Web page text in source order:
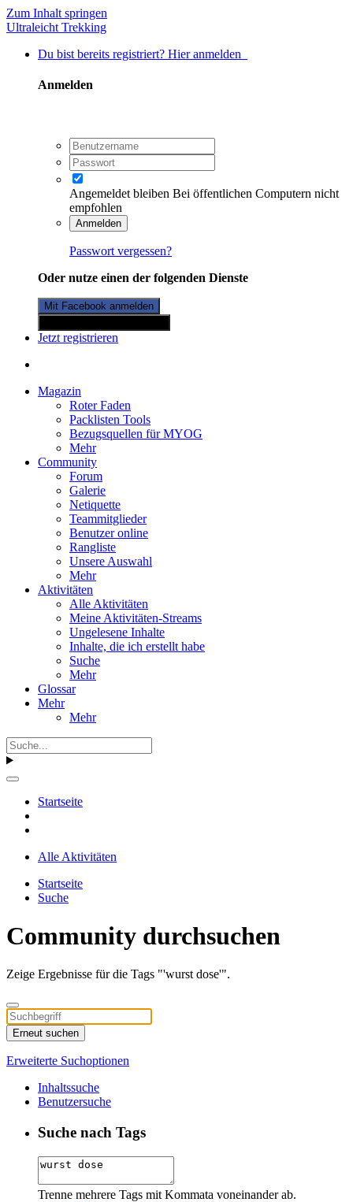
Zum Inhalt springen
Ultraleicht Trekking
Du bist bereits registriert? Hier anmelden
Anmelden
Angemeldet bleiben Bei öffentlichen Computern nicht
empfohlen
Anmelden
Passwort vergessen?
Oder nutze einen der folgenden Dienste
Mit Facebook anmelden
Jetzt registrieren
Magazin
Roter Faden
Packlisten Tools
Bezugsquellen für MYOG
Mehr
Community
Forum
Galerie
Netiquette
Teammitglieder
Benutzer online
Rangliste
Unsere Auswahl
Mehr
Aktivitäten
Alle Aktivitäten
Meine Aktivitäten-Streams
Ungelesene Inhalte
Inhalte, die ich erstellt habe
Suche
Mehr
Glossar
Mehr
Mehr
Startseite
Alle Aktivitäten
Startseite
Suche
Community durchsuchen
Zeige Ergebnisse für die Tags "'wurst dose'".
Erneut suchen
Erweiterte Suchoptionen
Inhaltssuche
Benutzersuche
Suche nach Tags
Trenne mehrere Tags mit Kommata voneinander ab.